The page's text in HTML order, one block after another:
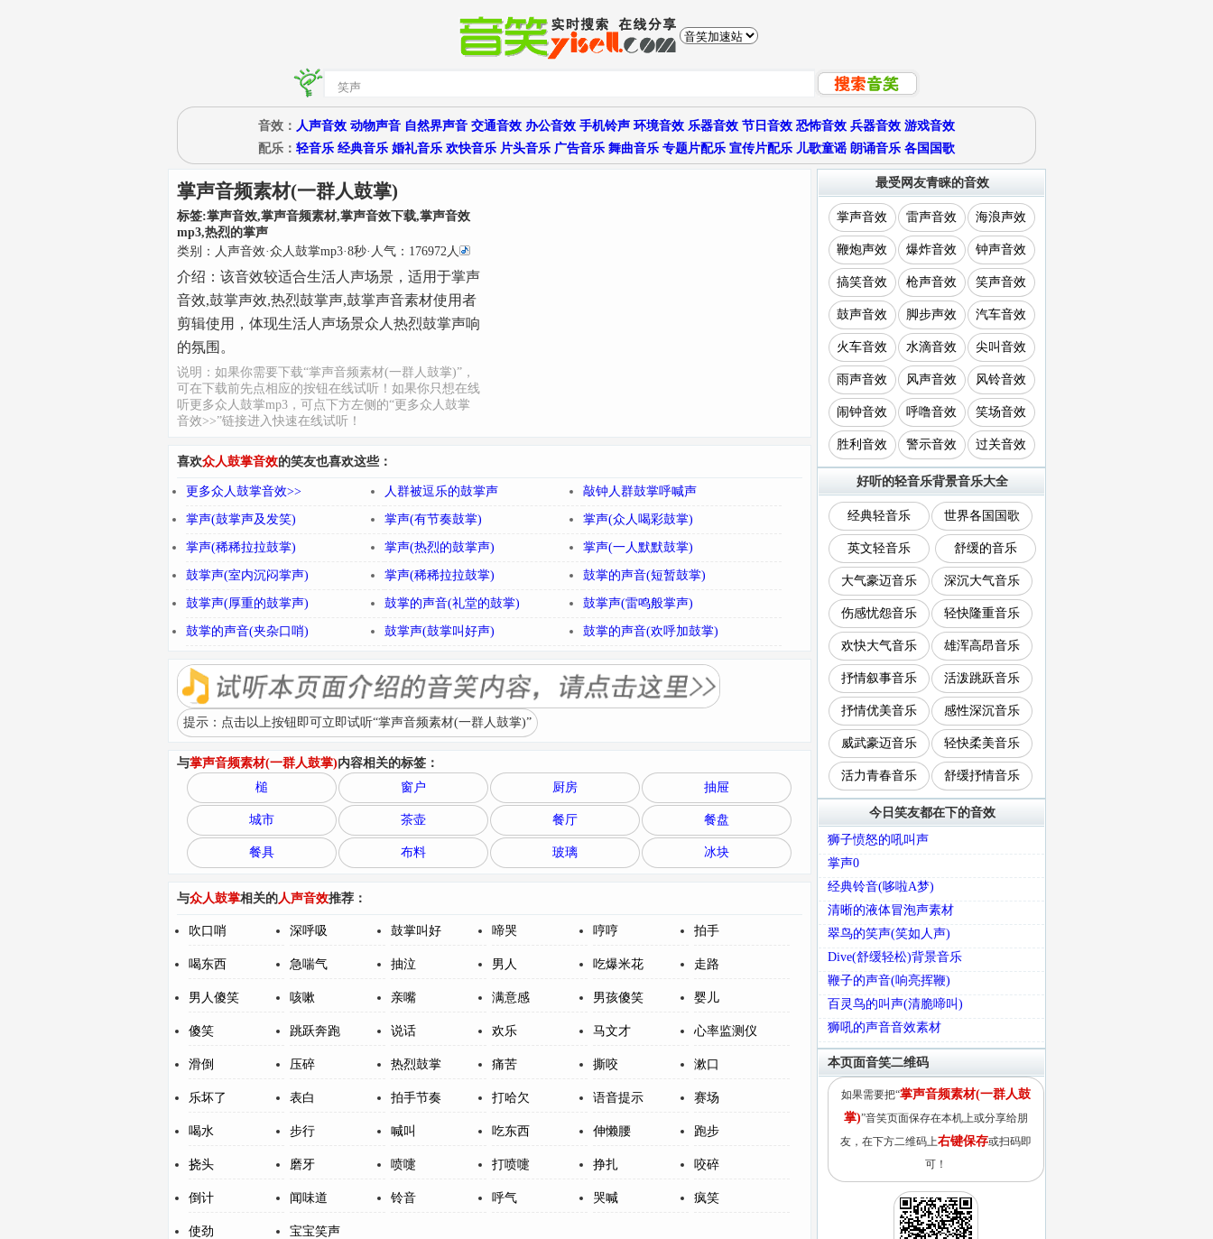
音效： 人声音效 动物声音 自然界声音 交通音效 办公音效 手机铃声 环境音效 乐器音效 节日音效 恐怖音效 兵器音效 游戏音效
配乐： 轻音乐 经典音乐 婚礼音乐 欢快音乐 片头音乐 广告音乐 舞曲音乐 专题片配乐 宣传片配乐 儿歌童谣 朗诵音乐 各国国歌
掌声音频素材(一群人鼓掌)
标签:掌声音效,掌声音频素材,掌声音效下载,掌声音效
mp3,热烈的掌声
类别： 人声音效·众人鼓掌mp3·8秒·人气：176972人
介绍： 该音效较适合生活人声场景，适用于掌声
音效,鼓掌声效,热烈鼓掌声,鼓掌声音素材使用者
剪辑使用，体现生活人声场景众人热烈鼓掌声响
的氛围。
说明：如果你需要下载“掌声音频素材(一群人鼓掌)”，
可在下载前先点相应的按钮在线试听！如果你只想在线
听更多众人鼓掌mp3，可点下方左侧的“更多众人鼓掌
音效>>”链接进入快速在线试听！
喜欢众人鼓掌音效的笑友也喜欢这些：
更多众人鼓掌音效>> 人群被逗乐的鼓掌声 敲钟人群鼓掌呼喊声
掌声(鼓掌声及发笑) 掌声(有节奏鼓掌) 掌声(众人喝彩鼓掌)
掌声(稀稀拉拉鼓掌) 掌声(热烈的鼓掌声) 掌声(一人默默鼓掌)
鼓掌声(室内沉闷掌声) 掌声(稀稀拉拉鼓掌) 鼓掌的声音(短暂鼓掌)
鼓掌声(厚重的鼓掌声) 鼓掌的声音(礼堂的鼓掌) 鼓掌声(雷鸣般掌声)
鼓掌的声音(夹杂口哨) 鼓掌声(鼓掌叫好声) 鼓掌的声音(欢呼加鼓掌)
提示：点击以上按钮即可立即试听“掌声音频素材(一群人鼓掌)”
与掌声音频素材(一群人鼓掌)内容相关的标签：
槌
窗户 厨房 抽屉
城市 茶壶 餐厅 餐盘
餐具 布料 玻璃 冰块
与众人鼓掌相关的人声音效推荐：
吹口哨 深呼吸 鼓掌叫好 啼哭 哼哼 拍手
喝东西 急喘气 抽泣 男人 吃爆米花 走路
男人傻笑 咳嗽 亲嘴 满意感 男孩傻笑 婴儿
傻笑 跳跃奔跑 说话 欢乐 马文才 心率监测仪
滑倒 压碎 热烈鼓掌 痛苦 撕咬 漱口
乐坏了 表白 拍手节奏 打哈欠 语音提示 赛场
喝水 步行 喊叫 吃东西 伸懒腰 跑步
挠头 磨牙 喷嚏 打喷嚏 挣扎 咬碎
倒计 闻味道 铃音 呼气 哭喊 疯笑
使劲 宝宝笑声
最受网友青睐的音效
掌声音效 雷声音效 海浪声效
鞭炮声效 爆炸音效 钟声音效
搞笑音效 枪声音效 笑声音效
鼓声音效 脚步声效 汽车音效
火车音效 水滴音效 尖叫音效
雨声音效 风声音效 风铃音效
闹钟音效 呼噜音效 笑场音效
胜利音效 警示音效 过关音效
好听的轻音乐背景音乐大全
经典轻音乐 世界各国国歌
英文轻音乐 舒缓的音乐
大气豪迈音乐 深沉大气音乐
伤感忧怨音乐 轻快隆重音乐
欢快大气音乐 雄浑高昂音乐
抒情叙事音乐 活泼跳跃音乐
抒情优美音乐 感性深沉音乐
威武豪迈音乐 轻快柔美音乐
活力青春音乐 舒缓抒情音乐
今日笑友都在下的音效
狮子愤怒的吼叫声
掌声0
经典铃音(哆啦A梦)
清晰的液体冒泡声素材
翠鸟的笑声(笑如人声)
Dive(舒缓轻松)背景音乐
鞭子的声音(响亮挥鞭)
百灵鸟的叫声(清脆啼叫)
狮吼的声音音效素材
本页面音笑二维码
如果需要把“掌声音频素材(一群人鼓
掌)”音笑页面保存在本机上或分享给朋
友，在下方二维码上右键保存或扫码即
可！